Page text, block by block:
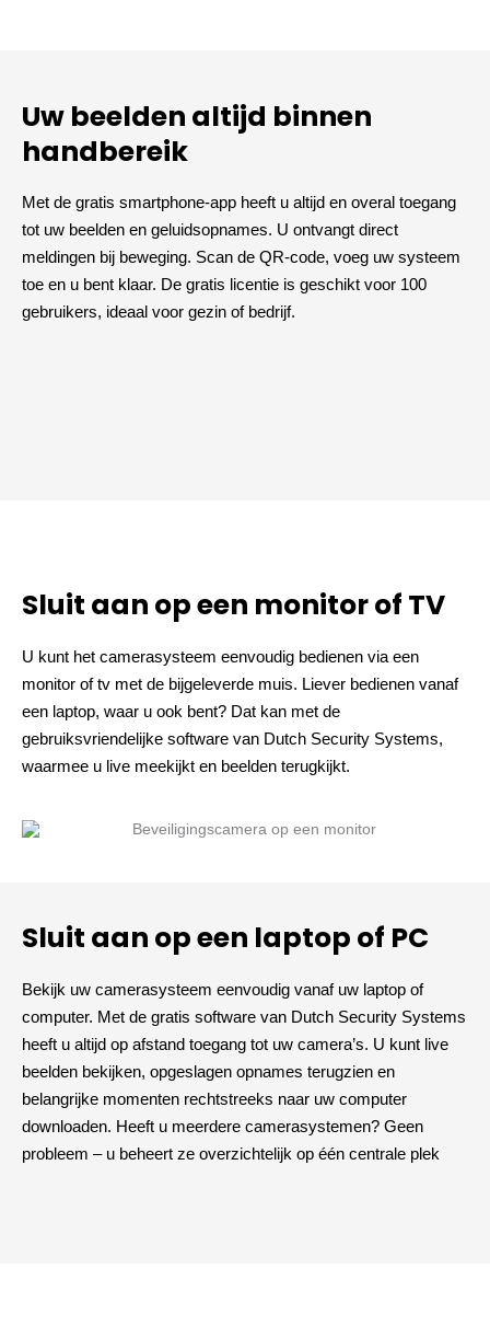
Uw beelden altijd binnen
handbereik
Met de gratis smartphone-app heeft u altijd en overal toegang
tot uw beelden en geluidsopnames. U ontvangt direct
meldingen bij beweging. Scan de QR-code, voeg uw systeem
toe en u bent klaar. De gratis licentie is geschikt voor 100
gebruikers, ideaal voor gezin of bedrijf.
Sluit aan op een monitor of TV
U kunt het camerasysteem eenvoudig bedienen via een
monitor of tv met de bijgeleverde muis. Liever bedienen vanaf
een laptop, waar u ook bent? Dat kan met de
gebruiksvriendelijke software van Dutch Security Systems,
waarmee u live meekijkt en beelden terugkijkt.
Sluit aan op een laptop of PC
Bekijk uw camerasysteem eenvoudig vanaf uw laptop of
computer. Met de gratis software van Dutch Security Systems
heeft u altijd op afstand toegang tot uw camera’s. U kunt live
beelden bekijken, opgeslagen opnames terugzien en
belangrijke momenten rechtstreeks naar uw computer
downloaden. Heeft u meerdere camerasystemen? Geen
probleem – u beheert ze overzichtelijk op één centrale plek